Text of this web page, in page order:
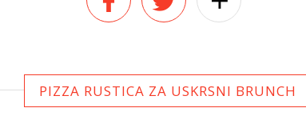
PIZZA RUSTICA ZA USKRSNI BRUNCH